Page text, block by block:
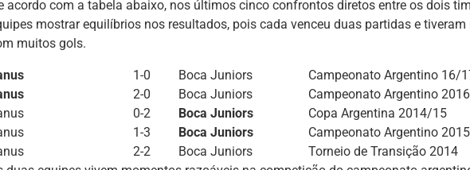
acordo com a tabela abaixo, nos últimos cinco confrontos diretos entre os dois
mostrar equilíbrios nos resultados, pois cada venceu duas partidas e
muitos gols.
1-0 Boca Juniors
Campeonato Argentino 16/
2-0 Boca Juniors
Campeonato Argentino 2016
0-2 Boca Juniors
Copa Argentina 2014/15
1-3 Boca Juniors
Campeonato Argentino 2015
2-2 Boca Juniors
Torneio de Transição 2014